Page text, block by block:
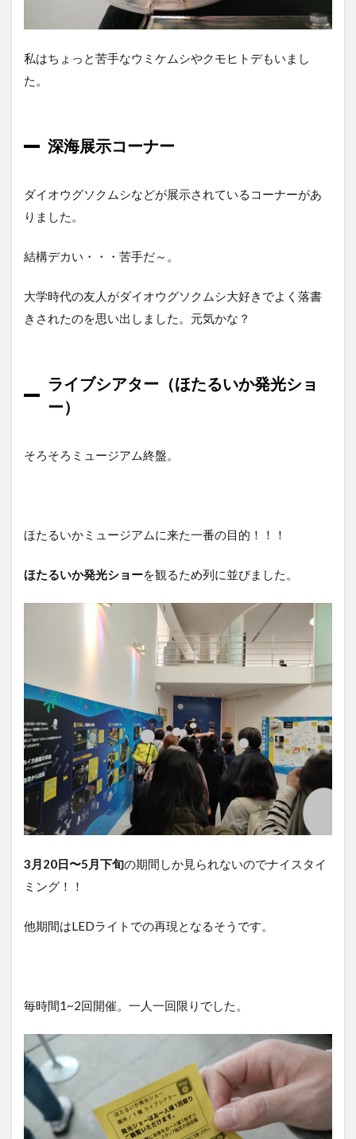
私はちょっと苦手なウミケムシやクモヒトデもいまし
た。
深海展示コーナー
ダイオウグソクムシなどが展示されているコーナーがあ
りました。
結構デカい・・・苦手だ～。
大学時代の友人がダイオウグソクムシ大好きでよく落書
きされたのを思い出しました。元気かな？
ライブシアター（ほたるいか発光ショ
ー）
そろそろミュージアム終盤。
ほたるいかミュージアムに来た一番の目的！！！
ほたるいか発光ショーを観るため列に並びました。
3月20日〜5月下旬の期間しか見られないのでナイスタイ
ミング！！
他期間はLEDライトでの再現となるそうです。
毎時間1~2回開催。一人一回限りでした。